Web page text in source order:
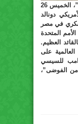
انتقدت منظمة “هيومن رايتس ووتش”، الخميس 26
الأمريكي دونالد
في مصر
المتحدة
العظيم.
على
للسيسي
من الفوضى”،